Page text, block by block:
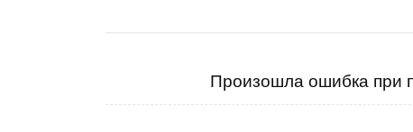
Произошла ошибка при